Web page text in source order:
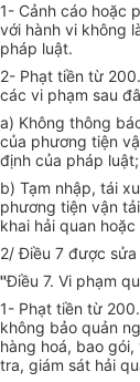
1- Cảnh cáo hoặc
với hành vi không
pháp luật.
2- Phạt tiền từ
các vi phạm sau
a) Không thông
của phương tiện
định của pháp luật;
b) Tạm nhập, tái
phương tiện vận
khai hải quan
2/ Điều 7 được
''Điều 7. Vi phạm
1- Phạt tiền từ
không bảo quản
hàng hoá, bao
tra, giám sát hải